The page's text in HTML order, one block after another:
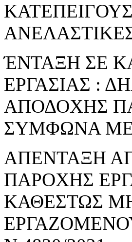
ΈΝΤΑΞΗ ΣΕ
ΕΡΓΑΣΙΑΣ :
ΑΠΟΔΟΧΗΣ
ΣΥΜΦΩΝΑ ΜΕ
ΑΠΕΝΤΑΞΗ
ΠΑΡΟΧΗΣ
ΚΑΘΕΣΤΩΣ